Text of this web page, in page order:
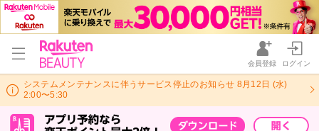
会員登録 ログイン
システムメンテナンスに伴うサービス停止のお知らせ 8月12日 (水)
2:00〜5:30